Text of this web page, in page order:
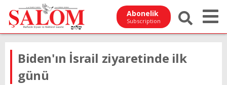
Abonelik
Subscription
Biden'ın İsrail ziyaretinde ilk
günü